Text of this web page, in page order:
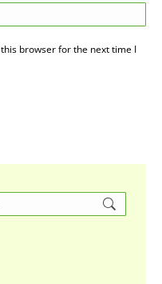
browser for the next time I